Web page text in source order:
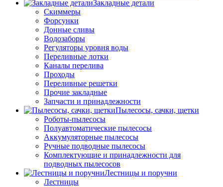
Закладные детали
Скиммеры
Форсунки
Донные сливы
Водозаборы
Регуляторы уровня воды
Переливные лотки
Каналы перелива
Проходы
Переливные решетки
Прочие закладные
Запчасти и принадлежности
Пылесосы, сачки, щетки
Роботы-пылесосы
Полуавтоматические пылесосы
Аккумуляторные пылесосы
Ручные подводные пылесосы
Комплектующие и принадлежности для
подводных пылесосов
Лестницы и поручни
Лестницы